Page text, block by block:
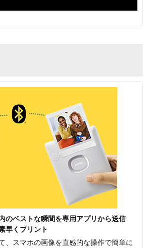
のベストな瞬間を専用アプリから送信
早くプリント
、スマホの画像を直感的な操作で簡単に